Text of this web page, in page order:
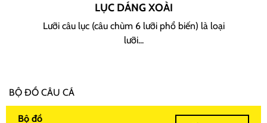
LỤC DÁNG XOÀI
Lưỡi câu lục (câu chùm 6 lưỡi phổ biến) là loại
lưỡi...
BỘ ĐỒ CÂU CÁ
Bộ đồ